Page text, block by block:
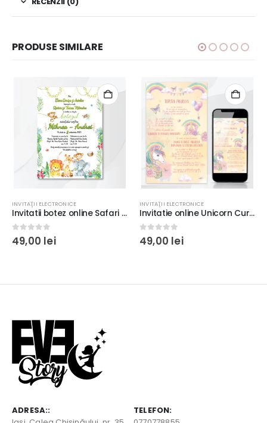
PRODUSE SIMILARE
INVITAŢII ELECTRONICE
Invitatii botez online Safari cu animăluţe, culoare verde
0out of 5
49,00 lei
INVITAŢII ELECTRONICE
Invitatie online Unicorn Curcubeu, fundal crem
0out of 5
49,00 lei
ADRESA::
TELEFON: